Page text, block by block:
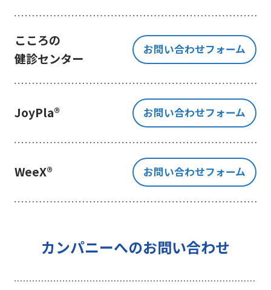
※Google LLC は日本の個人情報保
護法が適用される個人情報取扱事業
者と同等の体制を整備しています。
詳しくは、11.Google 拡張コンバ
ージョンの利用をご確認ください。
当社が管理する本フォームから取
得した情報とGoogle LLC が管理す
る当社Webサイト閲覧履歴等の情報
を紐づけ、お客様の興味関心に沿っ
た当社サービスに関する広告の配信
4 個人情報の外部委託について
個人情報の取扱いを一部、または全
こころの
健診センター
お問い合わせフォーム
JoyPla® お問い合わせフォーム
WeeX® お問い合わせフォーム
カンパニーへのお問い合わせ